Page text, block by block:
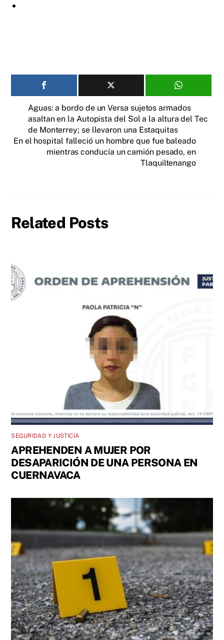
Aguas: a bordo de un Versa sujetos armados
asaltan en la Autopista del Sol a la altura del Tec
de Monterrey; se llevaron una Estaquitas
En el hospital falleció un hombre que fue baleado
mientras conducía un camión pesado, en
Tlaquiltenango
Related Posts
SEGURIDAD Y JUSTICIA
APREHENDEN A MUJER POR
DESAPARICIÓN DE UNA PERSONA EN
CUERNAVACA